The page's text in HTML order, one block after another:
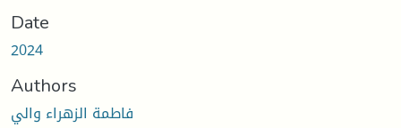
Date
2024
Authors
فاطمة الزهراء والي